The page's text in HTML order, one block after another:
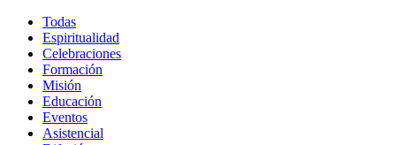
Todas
Espiritualidad
Celebraciones
Formación
Misión
Educación
Eventos
Asistencial